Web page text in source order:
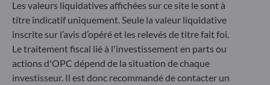
ODDO BHF Asset Management LUX
6, rue Gabriel Lippmann
Luxembourg
+352 45 76 76 245
Les valeurs liquidatives affichées sur ce site le sont à
titre indicatif uniquement. Seule la valeur liquidative
inscrite sur l’avis d’opéré et les relevés de titre fait foi.
Le traitement fiscal lié à l'investissement en parts ou
actions d'OPC dépend de la situation de chaque
investisseur. Il est donc recommandé de contacter un